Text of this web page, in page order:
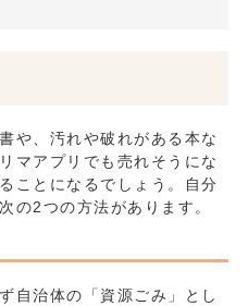
や、汚れや破れがある本な
マアプリでも売れそうにな
ことになるでしょう。自分
の2つの方法があります。
自治体の「資源ごみ」とし